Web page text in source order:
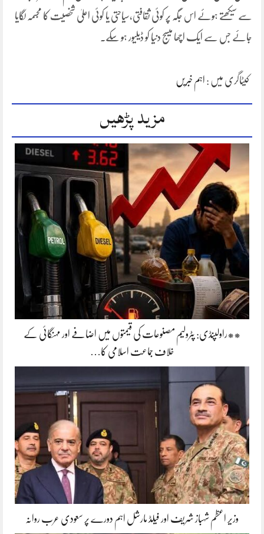
سے سیکھتے ہوئے اس جگہ پر کوئی ثقافتی،سیاحتی یا کوئی اعلیٰ شخصیت کا مجسمہ لگایا
جائے جس سے ایک اچھا میسج دنیا کو ڈیلیور ہو سکے۔
کیٹاگری میں : اہم خبریں
مزید پڑھیں
**راولپنڈی: پٹرولیم مصنوعات کی قیمتوں میں اضافے اور مہنگائی کے
خلاف جماعت اسلامی کا…
وزیر اعظم شہباز شریف اور فیلڈ مارشل اہم دورے پر سعودی عرب روانہ